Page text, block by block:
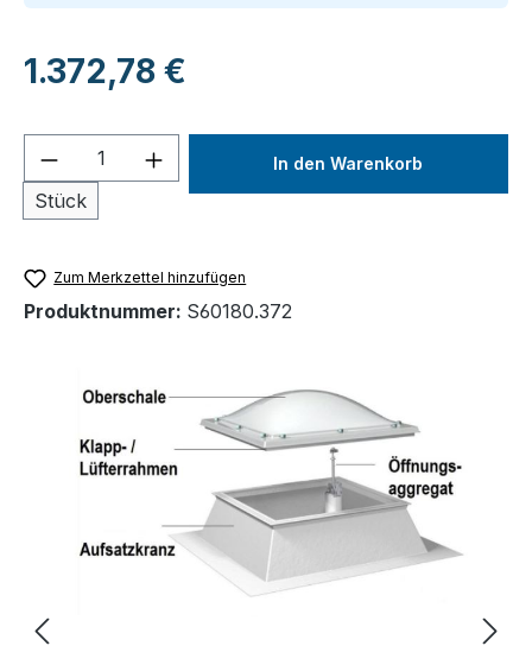
Regulärer Preis:
1.372,78 €
Produkt Anzahl: Gib den
Stück
In den Warenkorb
Zum Merkzettel hinzufügen
Produktnummer: S60180.372